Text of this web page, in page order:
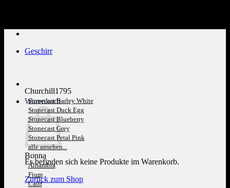
Warenkorb
Es befinden sich keine Produkte im Warenkorb.
Zurück zum Shop
Geschirr
Churchill1795
Stonecast Barley White
Stonecast Duck Egg
Stonecast Blueberry
Stonecast Grey
Stonecast Petal Pink
alle ansehen...
Bonna
Alhambra
Fium
Calif